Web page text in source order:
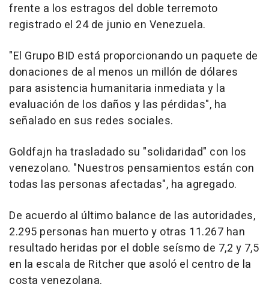
frente a los estragos del doble terremoto
registrado el 24 de junio en Venezuela.
"El Grupo BID está proporcionando un paquete de
donaciones de al menos un millón de dólares
para asistencia humanitaria inmediata y la
evaluación de los daños y las pérdidas", ha
señalado en sus redes sociales.
Goldfajn ha trasladado su "solidaridad" con los
venezolano. "Nuestros pensamientos están con
todas las personas afectadas", ha agregado.
De acuerdo al último balance de las autoridades,
2.295 personas han muerto y otras 11.267 han
resultado heridas por el doble seísmo de 7,2 y 7,5
en la escala de Ritcher que asoló el centro de la
costa venezolana.